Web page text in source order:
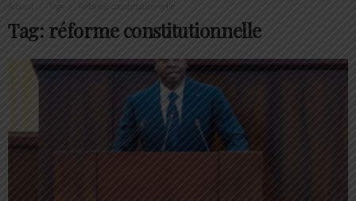
Tags Réforme constitutionnelle
Tag: réforme constitutionnelle